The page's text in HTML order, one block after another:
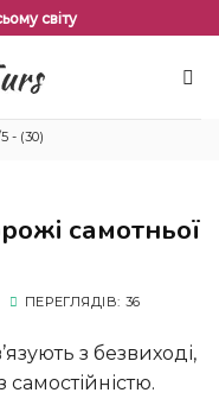
світу
- (30)
ПЕРЕГЛЯДІВ: 36
самостійністю.